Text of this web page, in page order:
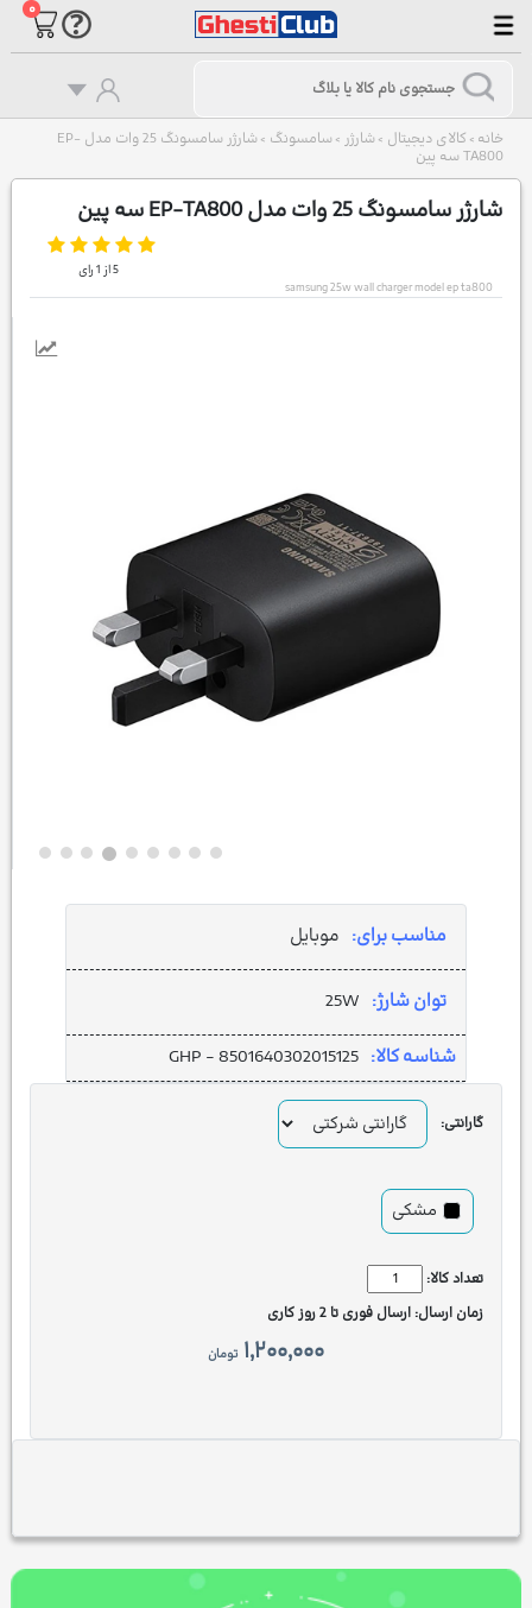
۰
خانه > کالای دیجیتال > شارژر > سامسونگ >
شارژر سامسونگ 25 وات مدل EP-
TA800 سه پین
شارژر سامسونگ 25 وات مدل EP-TA800 سه پین
5از 1رای
samsung 25w wall charger model ep ta800
مناسب برای: موبایل
توان شارژ: 25W
شناسه کالا: GHP - 8501640302015125
گارانتی:
مشکی
تعداد کالا:
زمان ارسال: ارسال فوری تا 2 روز کاری
۱,۲۰۰,۰۰۰ تومان